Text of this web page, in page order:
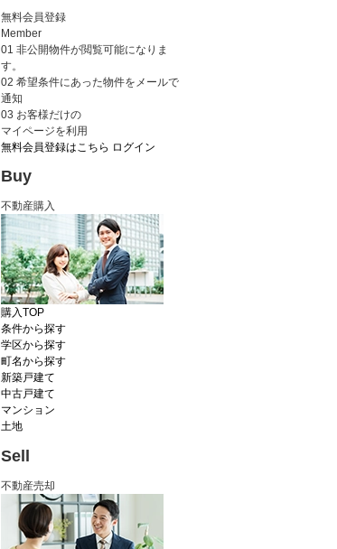
無料会員登録
Member
01 非公開物件が閲覧可能になりま
す。
02 希望条件にあった物件をメールで
通知
03 お客様だけの
マイページを利用
無料会員登録はこちら ログイン
Buy
不動産購入
購入TOP
条件から探す
学区から探す
町名から探す
新築戸建て
中古戸建て
マンション
土地
Sell
不動産売却